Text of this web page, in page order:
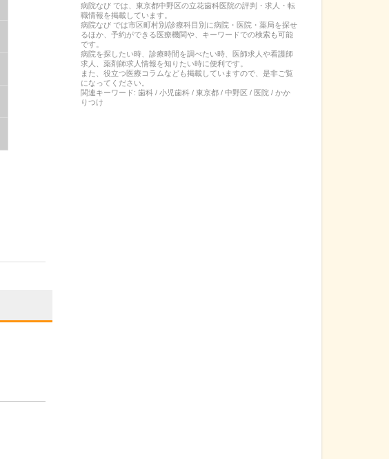
病院なび では、 東京都中野区の立花歯科医院の評判・求人・転
職情報を掲載しています。
病院なび では市区町村別/診療科目別に病院・医院・薬局を探せ
るほか、予約ができる医療機関や、キーワードでの検索も可能
です。
病院を探したい時、診療時間を調べたい時、医師求人や看護師
求人、薬剤師求人情報を知りたい時に便利です。
また、役立つ医療コラムなども掲載していますので、是非ご覧
になってください。
関連キーワード: 歯科 / 小児歯科 / 東京都 / 中野区 / 医院 / かか
りつけ